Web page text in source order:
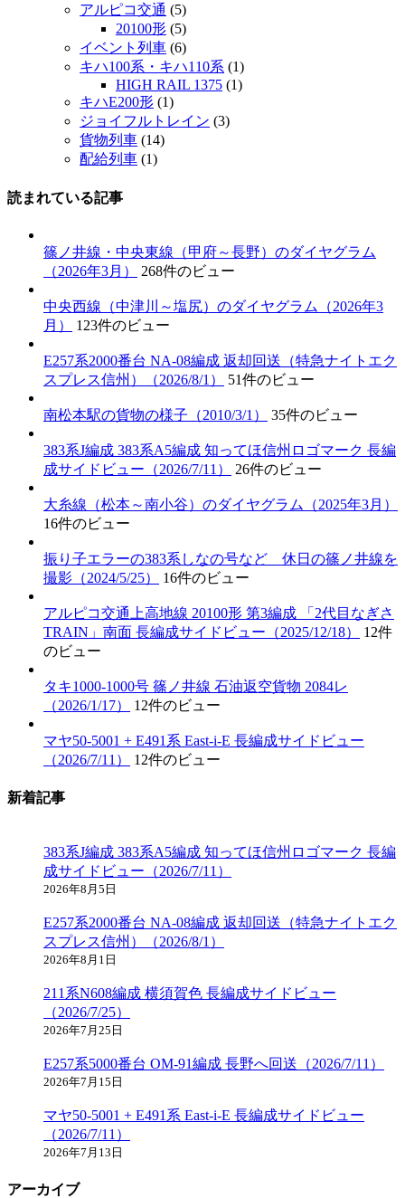
アルピコ交通 (5)
20100形 (5)
イベント列車 (6)
キハ100系・キハ110系 (1)
HIGH RAIL 1375 (1)
キハE200形 (1)
ジョイフルトレイン (3)
貨物列車 (14)
配給列車 (1)
読まれている記事
篠ノ井線・中央東線（甲府～長野）のダイヤグラム
（2026年3月）
268件のビュー
中央西線（中津川～塩尻）のダイヤグラム（2026年3
月）
123件のビュー
E257系2000番台 NA-08編成 返却回送（特急ナイトエク
スプレス信州）（2026/8/1）
51件のビュー
南松本駅の貨物の様子（2010/3/1） 35件のビュー
383系J編成 383系A5編成 知ってほ信州ロゴマーク 長編
成サイドビュー（2026/7/11）
26件のビュー
大糸線（松本～南小谷）のダイヤグラム（2025年3月）
16件のビュー
振り子エラーの383系しなの号など 休日の篠ノ井線を
撮影（2024/5/25）
16件のビュー
アルピコ交通上高地線 20100形 第3編成 「2代目なぎさ
TRAIN」南面 長編成サイドビュー（2025/12/18）
12件
のビュー
タキ1000-1000号 篠ノ井線 石油返空貨物 2084レ
（2026/1/17）
12件のビュー
マヤ50-5001 + E491系 East-i-E 長編成サイドビュー
（2026/7/11）
12件のビュー
新着記事
383系J編成 383系A5編成 知ってほ信州ロゴマーク 長編
成サイドビュー（2026/7/11）
2026年8月5日
E257系2000番台 NA-08編成 返却回送（特急ナイトエク
スプレス信州）（2026/8/1）
2026年8月1日
211系N608編成 横須賀色 長編成サイドビュー
（2026/7/25）
2026年7月25日
E257系5000番台 OM-91編成 長野へ回送（2026/7/11）
2026年7月15日
マヤ50-5001 + E491系 East-i-E 長編成サイドビュー
（2026/7/11）
2026年7月13日
アーカイブ